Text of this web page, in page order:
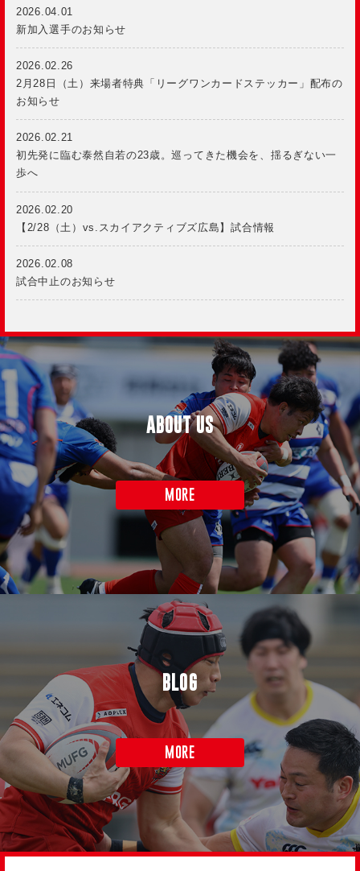
2026.04.01
新加入選手のお知らせ
2026.02.26
2月28日（土）来場者特典「リーグワンカードステッカー」配布の
お知らせ
2026.02.21
初先発に臨む泰然自若の23歳。巡ってきた機会を、揺るぎない一
歩へ
2026.02.20
【2/28（土）vs.スカイアクティブズ広島】試合情報
2026.02.08
試合中止のお知らせ
ABOUT US
MORE
BLOG
MORE